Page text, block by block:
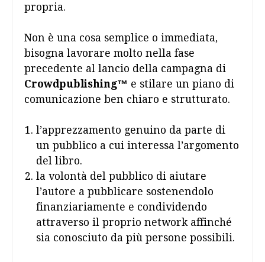
propria.
Non è una cosa semplice o immediata,
bisogna lavorare molto nella fase
precedente al lancio della campagna di
Crowdpublishing™ e stilare un piano di
comunicazione ben chiaro e strutturato.
l’apprezzamento genuino da parte di
un pubblico a cui interessa l’argomento
del libro.
la volontà del pubblico di aiutare
l’autore a pubblicare sostenendolo
finanziariamente e condividendo
attraverso il proprio network affinché
sia conosciuto da più persone possibili.